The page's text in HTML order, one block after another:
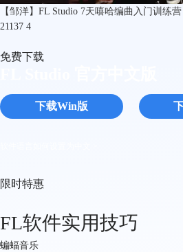
【邹洋】FL Studio 7天嘻哈编曲入门训练营
21137 4
免费下载
下载Win版
限时特惠
FL软件实用技巧
蝙蝠音乐